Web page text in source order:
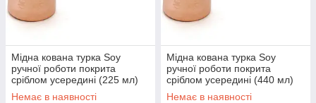
Мідна кована турка Soy
ручної роботи покрита
сріблом усередині (225 мл)
Немає в наявності
Мідна кована турка Soy
ручної роботи покрита
сріблом усередині (440 мл)
Немає в наявності